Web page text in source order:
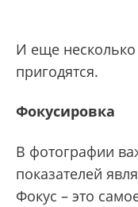
И еще
пригодятся.
Фокусировка
В фотографии
показателей
Фокус – это